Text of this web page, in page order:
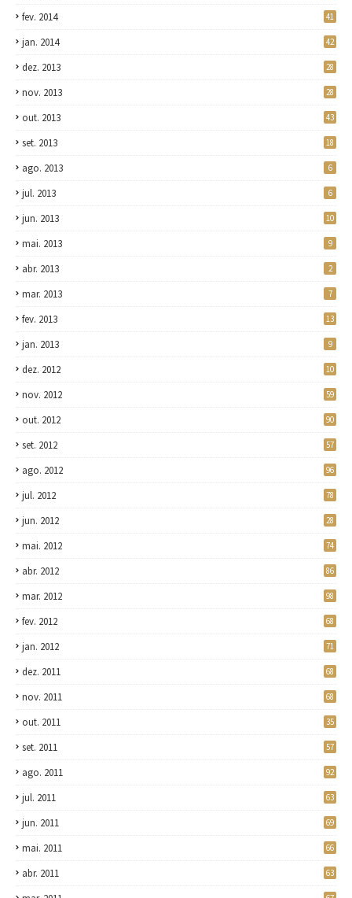
fev. 2014 41
jan. 2014 42
dez. 2013 28
nov. 2013 28
out. 2013 43
set. 2013 18
ago. 2013 6
jul. 2013 6
jun. 2013 10
mai. 2013 9
abr. 2013 2
mar. 2013 7
fev. 2013 13
jan. 2013 9
dez. 2012 10
nov. 2012 59
out. 2012 90
set. 2012 57
ago. 2012 96
jul. 2012 78
jun. 2012 28
mai. 2012 74
abr. 2012 86
mar. 2012 98
fev. 2012 68
jan. 2012 71
dez. 2011 68
nov. 2011 68
out. 2011 35
set. 2011 57
ago. 2011 92
jul. 2011 63
jun. 2011 69
mai. 2011 66
abr. 2011 63